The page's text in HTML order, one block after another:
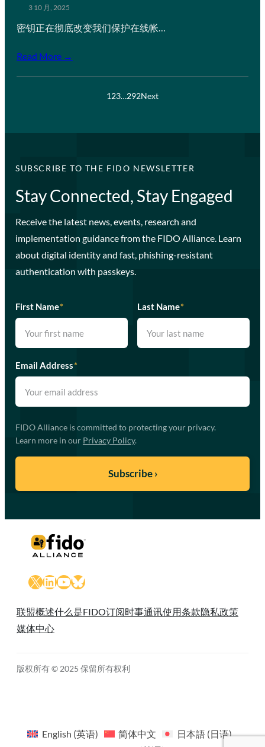
3 10 月, 2025
密钥正在彻底改变我们保护在线帐…
Read More →
123…292Next
SUBSCRIBE TO THE FIDO NEWSLETTER
Stay Connected, Stay Engaged
Receive the latest news, events, research and
implementation guidance from the FIDO Alliance. Learn
about digital identity and fast, phishing-resistant
authentication with passkeys.
First Name* Last Name*
Email Address*
FIDO Alliance is committed to protecting your privacy.
Learn more in our Privacy Policy.
X LinkedIn
YouTube
Bluesky
联盟概述什么是FIDO订阅时事通讯使用条款隐私政策
媒体中心
版权所有 © 2025 保留所有权利
English (英语) 简体中文 日本語(日语)